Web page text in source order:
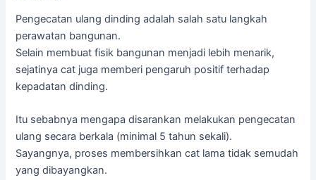
Pengecatan ulang dinding adalah salah satu langkah
perawatan bangunan.
Selain membuat fisik bangunan menjadi lebih menarik,
sejatinya cat juga memberi pengaruh positif terhadap
kepadatan dinding.
Itu sebabnya mengapa disarankan melakukan pengecatan
ulang secara berkala (minimal 5 tahun sekali).
Sayangnya, proses membersihkan cat lama tidak semudah
yang dibayangkan.